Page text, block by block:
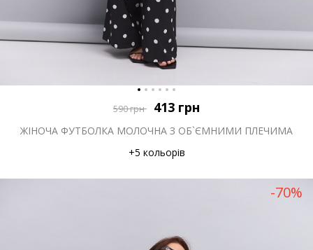
590грн 413 грн
ЖІНОЧА ФУТБОЛКА МОЛОЧНА З ОБ`ЄМНИМИ ПЛЕЧИМА
+5 кольорів
-70%